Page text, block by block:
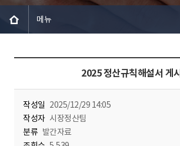
메뉴
2025 정산규칙해설서 게시
작성일 2025/12/29 14:05
작성자 시장정산팀
분류 발간자료